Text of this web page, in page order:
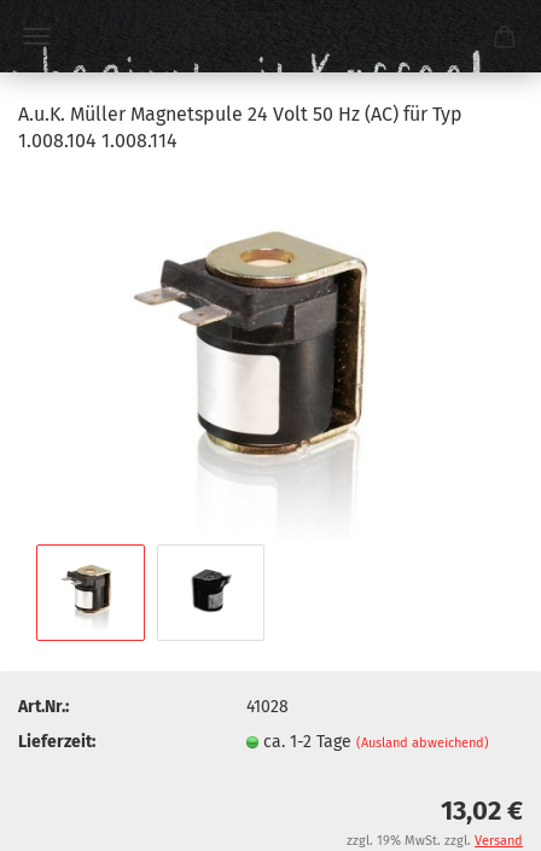
A.u.K. Müller Magnetspule 24 Volt 50 Hz (AC) für Typ
1.008.104 1.008.114
Art.Nr.:
41028
Lieferzeit:
ca. 1-2 Tage(Ausland abweichend)
13,02 €
zzgl. 19% MwSt. zzgl. Versand